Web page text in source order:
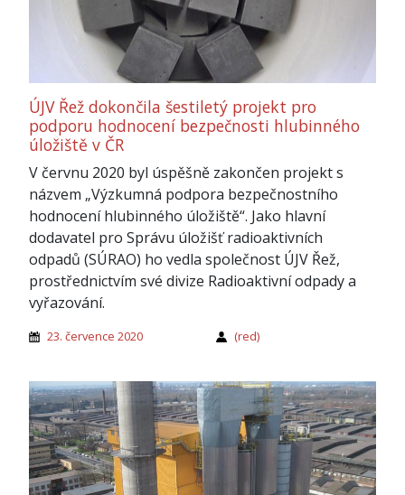
ÚJV Řež dokončila šestiletý projekt pro
podporu hodnocení bezpečnosti hlubinného
úložiště v ČR
V červnu 2020 byl úspěšně zakončen projekt s
názvem „Výzkumná podpora bezpečnostního
hodnocení hlubinného úložiště“. Jako hlavní
dodavatel pro Správu úložišť radioaktivních
odpadů (SÚRAO) ho vedla společnost ÚJV Řež,
prostřednictvím své divize Radioaktivní odpady a
vyřazování.
23. července 2020 (red)